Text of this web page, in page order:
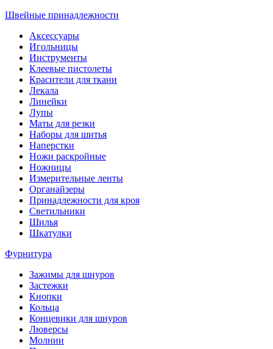
Швейные принадлежности
Аксессуары
Игольницы
Инструменты
Клеевые пистолеты
Красители для ткани
Лекала
Линейки
Лупы
Маты для резки
Наборы для шитья
Наперстки
Ножи раскройные
Ножницы
Измерительные ленты
Органайзеры
Принадлежности для кроя
Светильники
Шилья
Шкатулки
Фурнитура
Зажимы для шнуров
Застежки
Кнопки
Кольца
Концевики для шнуров
Люверсы
Молнии